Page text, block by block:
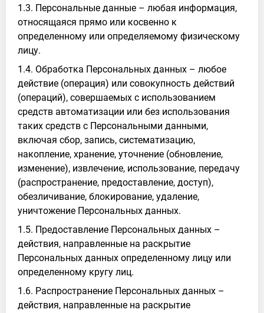
1.3. Персональные данные – любая информация,
относящаяся прямо или косвенно к
определенному или определяемому физическому
лицу.
1.4. Обработка Персональных данных – любое
действие (операция) или совокупность действий
(операций), совершаемых с использованием
средств автоматизации или без использования
таких средств с Персональными данными,
включая сбор, запись, систематизацию,
накопление, хранение, уточнение (обновление,
изменение), извлечение, использование, передачу
(распространение, предоставление, доступ),
обезличивание, блокирование, удаление,
уничтожение Персональных данных.
1.5. Предоставление Персональных данных –
действия, направленные на раскрытие
Персональных данных определенному лицу или
определенному кругу лиц.
1.6. Распространение Персональных данных –
действия, направленные на раскрытие